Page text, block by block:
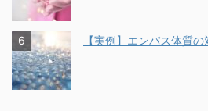
【実例】エンパス体質